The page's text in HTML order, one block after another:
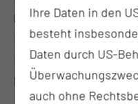
bereit, dein
Erfahrungen zu
Reise zu
beruflichen Erfolg.
Ihre Daten in den
besteht
Daten durch US-
auch ohne